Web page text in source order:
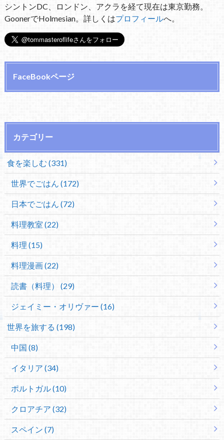
シントンDC、ロンドン、アクラを経て現在は東京勤務。
GoonerでHolmesian。詳しくはプロフィールへ。
FaceBookページ
カテゴリー
食を楽しむ (331)
世界でごはん (172)
日本でごはん (72)
料理教室 (22)
料理 (15)
料理漫画 (22)
読書（料理） (29)
ジェイミー・オリヴァー (16)
世界を旅する (198)
中国 (8)
イタリア (34)
ポルトガル (10)
クロアチア (32)
スペイン (7)